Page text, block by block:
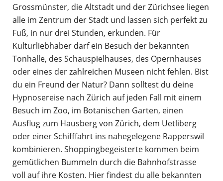
Grossmünster, die Altstadt und der Zürichsee liegen
alle im Zentrum der Stadt und lassen sich perfekt zu
Fuß, in nur drei Stunden, erkunden. Für
Kulturliebhaber darf ein Besuch der bekannten
Tonhalle, des Schauspielhauses, des Opernhauses
oder eines der zahlreichen Museen nicht fehlen. Bist
du ein Freund der Natur? Dann solltest du deine
Hypnosereise nach Zürich auf jeden Fall mit einem
Besuch im Zoo, im Botanischen Garten, einen
Ausflug zum Hausberg von Zürich, dem Uetliberg
oder einer Schifffahrt ins nahegelegene Rapperswil
kombinieren. Shoppingbegeisterte kommen beim
gemütlichen Bummeln durch die Bahnhofstrasse
voll auf ihre Kosten. Hier findest du alle bekannten